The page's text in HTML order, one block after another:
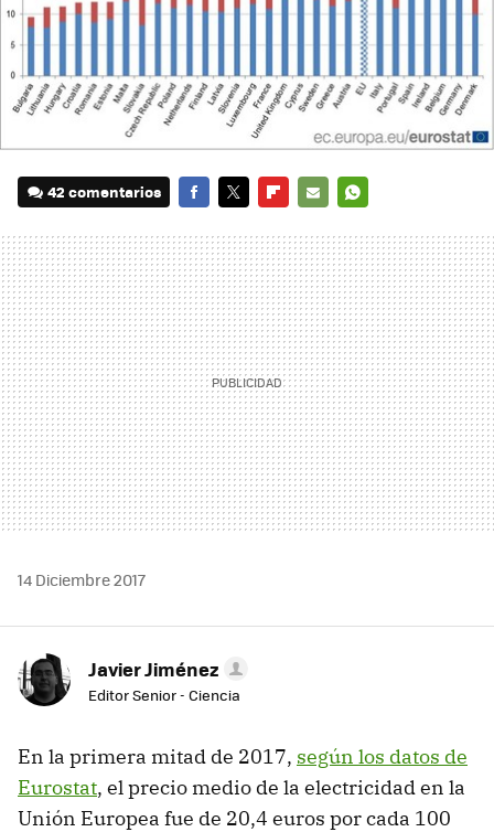
42 comentarios
MAIL
14 Diciembre 2017
Javier Jiménez
Editor Senior - Ciencia
En la primera mitad de 2017, según los datos de
Eurostat, el precio medio de la electricidad en la
Unión Europea fue de 20,4 euros por cada 100